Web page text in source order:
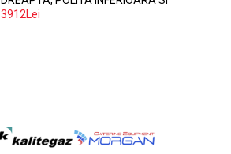
SPATIU MASINA SPALAT 160*70*85
3912Lei